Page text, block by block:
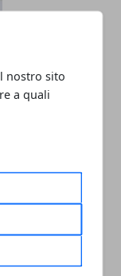
nostro sito
a quali